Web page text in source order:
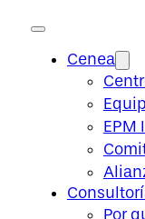
Cenea
EPM
Por